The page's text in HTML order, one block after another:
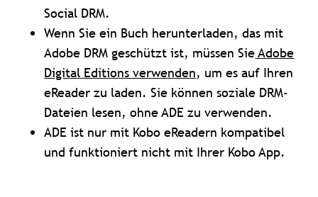
Social DRM.
Wenn Sie ein Buch herunterladen, das mit
Adobe DRM geschützt ist, müssen SieAdobe
Digital Editions verwenden, um es auf Ihren
eReader zu laden. Sie können soziale DRM-
Dateien lesen, ohne ADE zu verwenden.
ADE ist nur mit Kobo eReadern kompatibel
und funktioniert nicht mit Ihrer Kobo App.